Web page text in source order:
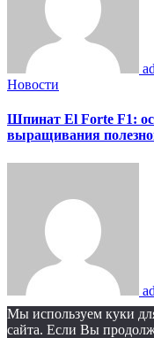
Новости
Шпинат El Forte F1:
выращивания
Мы используем куки
сайта. Если Вы